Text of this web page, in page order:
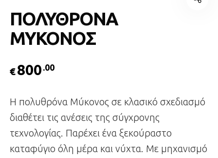
ΠΟΛΥΘΡΟΝΑ
ΜΥΚΟΝΟΣ
€800 .00
Η πολυθρόνα Μύκονος σε κλασικό σχεδιασμό
διαθέτει τις ανέσεις της σύγχρονης
τεχνολογίας. Παρέχει ένα ξεκούραστο
καταφύγιο όλη μέρα και νύχτα. Με μηχανισμό